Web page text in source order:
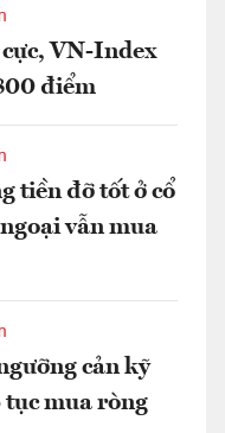
VN-Index
điểm
tiền đỡ tốt ở cổ
vẫn mua
cản kỹ
mua ròng